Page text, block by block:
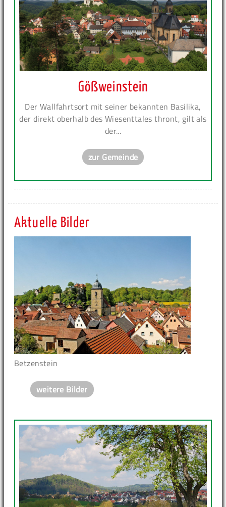
Gößweinstein
Der Wallfahrtsort mit seiner bekannten Basilika,
der direkt oberhalb des Wiesenttales thront, gilt als
der...
zur Gemeinde
Aktuelle Bilder
Betzenstein
weitere Bilder